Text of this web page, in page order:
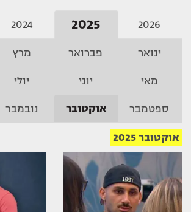
2026
2025
2024
ינואר פברואר מרץ
מאי יוני יולי
ספטמבר אוקטובר נובמבר
אוקטובר 2025